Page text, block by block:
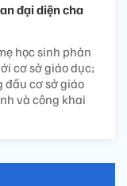
đại diện cha
học sinh phản
cơ sở giáo dục;
cơ sở giáo
và công khai